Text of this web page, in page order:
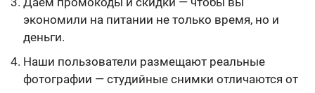
экономили на питании не только время, но и
деньги.
Наши пользователи размещают реальные
фотографии — студийные снимки отличаются от